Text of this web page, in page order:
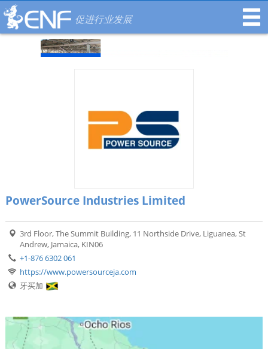
促进行业发展
PowerSource Industries Limited
3rd Floor, The Summit Building, 11 Northside Drive, Liguanea, St
Andrew, Jamaica, KIN06
+1-876 6302 061
https://www.powersourceja.com
牙买加